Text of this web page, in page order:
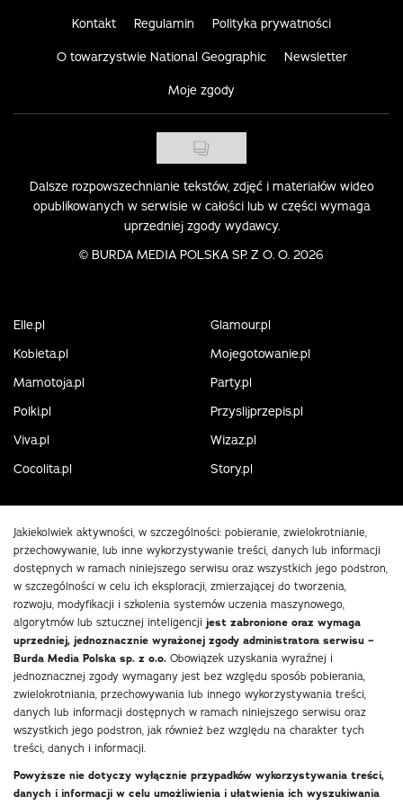
Kontakt Regulamin Polityka prywatności
O towarzystwie National Geographic Newsletter
Moje zgody
Dalsze rozpowszechnianie tekstów, zdjęć i materiałów wideo
opublikowanych w serwisie w całości lub w części wymaga
uprzedniej zgody wydawcy.
© BURDA MEDIA POLSKA SP. Z O. O. 2026
Elle.pl
Glamour.pl
Kobieta.pl
Mojegotowanie.pl
Mamotoja.pl
Party.pl
Polki.pl
Przyslijprzepis.pl
Viva.pl
Wizaz.pl
Cocolita.pl
Story.pl
Jakiekolwiek aktywności, w szczególności: pobieranie, zwielokrotnianie,
przechowywanie, lub inne wykorzystywanie treści, danych lub informacji
dostępnych w ramach niniejszego serwisu oraz wszystkich jego podstron,
w szczególności w celu ich eksploracji, zmierzającej do tworzenia,
rozwoju, modyfikacji i szkolenia systemów uczenia maszynowego,
algorytmów lub sztucznej inteligencji jest zabronione oraz wymaga
uprzedniej, jednoznacznie wyrażonej zgody administratora serwisu –
Burda Media Polska sp. z o.o. Obowiązek uzyskania wyraźnej i
jednoznacznej zgody wymagany jest bez względu sposób pobierania,
zwielokrotniania, przechowywania lub innego wykorzystywania treści,
danych lub informacji dostępnych w ramach niniejszego serwisu oraz
wszystkich jego podstron, jak również bez względu na charakter tych
treści, danych i informacji.
Powyższe nie dotyczy wyłącznie przypadków wykorzystywania treści,
danych i informacji w celu umożliwienia i ułatwienia ich wyszukiwania